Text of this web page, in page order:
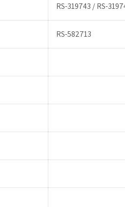
RS-319743 / RS-
RS-582713